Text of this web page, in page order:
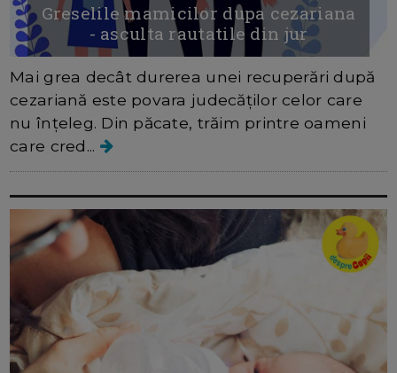
Greselile mamicilor dupa cezariana
- asculta rautatile din jur
Mai grea decât durerea unei recuperări după
cezariană este povara judecăților celor care
nu înțeleg. Din păcate, trăim printre oameni
care cred...